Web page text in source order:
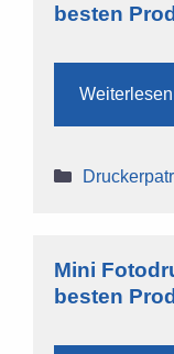
besten
Weiterlesen
Kategorien
Mini
besten